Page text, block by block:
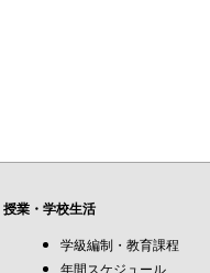
授業・学校生活
学級編制・教育課程
年間スケジュール